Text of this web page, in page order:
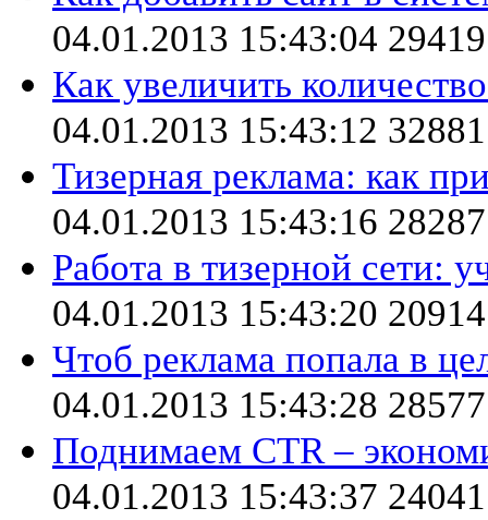
04.01.2013 15:43:04 29419
Как увеличить
04.01.2013 15:43:12 32881
Тизерная реклама: как
04.01.2013 15:43:16 28287
Работа в тизерной сети:
04.01.2013 15:43:20 20914
Чтоб реклама попала в
04.01.2013 15:43:28 28577
Поднимаем CTR –
04.01.2013 15:43:37 24041